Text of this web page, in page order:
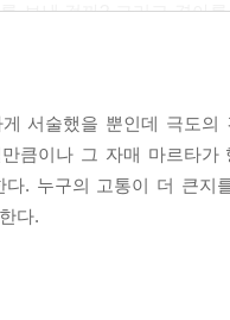
보낸 걸까? 그리고 경아
, 경멸, 열등감…
지켜온 연년생 자매의 이
의 집에 방문했는데, 언
르고 시샘이 많은 자매가
서술했을 뿐인데 극도
큼이나 그 자매 마르타
다. 누구의 고통이 더 큰
다.